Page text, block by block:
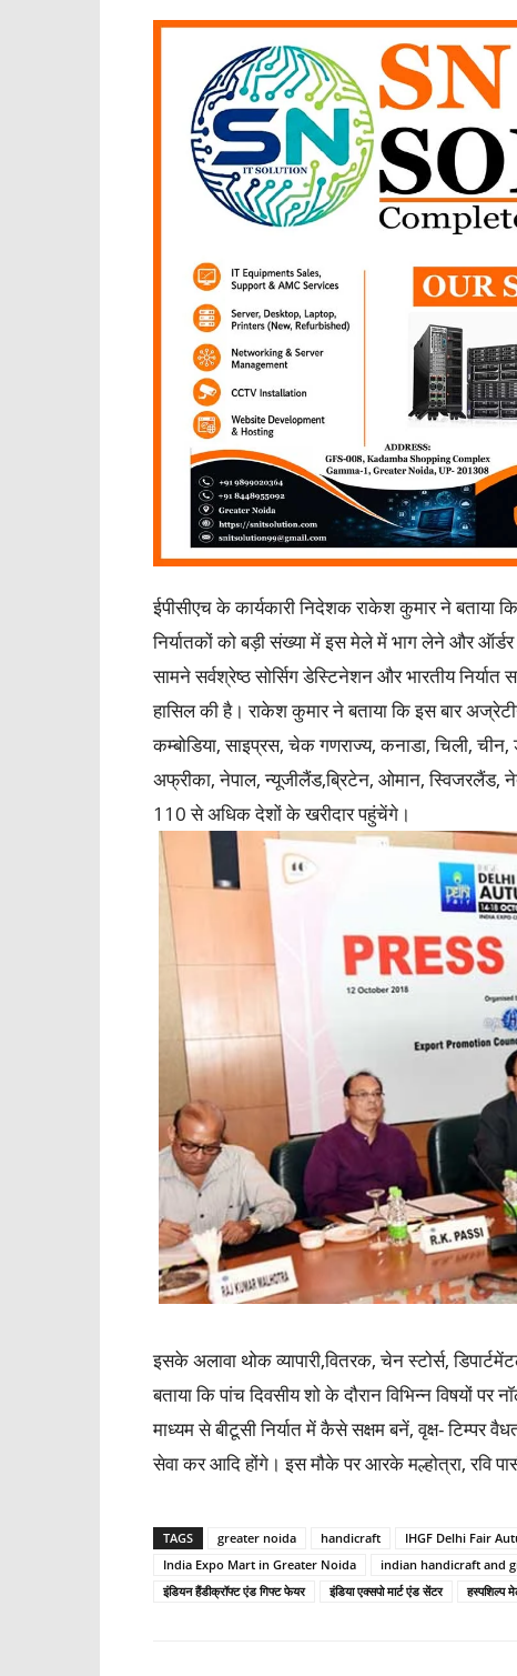
ईपीसीएच के कार्यकारी निदेशक राकेश कुमार ने बताया
निर्यातकों को बड़ी संख्या में इस मेले में भाग लेने और
सामने सर्वश्रेष्ठ सोर्सिग डेस्टिनेशन और भारतीय
हासिल की है। राकेश कुमार ने बताया कि इस बार
कम्बोडिया, साइप्रस, चेक गणराज्य, कनाडा, चिली, चीन,
अफ्रीका, नेपाल, न्यूजीलैंड,ब्रिटेन, ओमान, स्विजरलैंड,
110 से अधिक देशों के खरीदार पहुंचेंगे।
इसके अलावा थोक व्यापारी,वितरक, चेन स्टोर्स,
बताया कि पांच दिवसीय शो के दौरान विभिन्न विषयों
माध्यम से बीटूसी निर्यात में कैसे सक्षम बनें, वृक्ष-
सेवा कर आदि होंगे। इस मौके पर आरके मल्होत्रा, रवि
TAGS greater noida handicraft IHGF Delhi Fair
India Expo Mart in Greater Noida
indian handicraft and
इंडियन हैंडीक्रॉफ्ट एंड गिफ्ट फेयर
इंडिया एक्सपो मार्ट एंड सेंटर हस्पशिल्प